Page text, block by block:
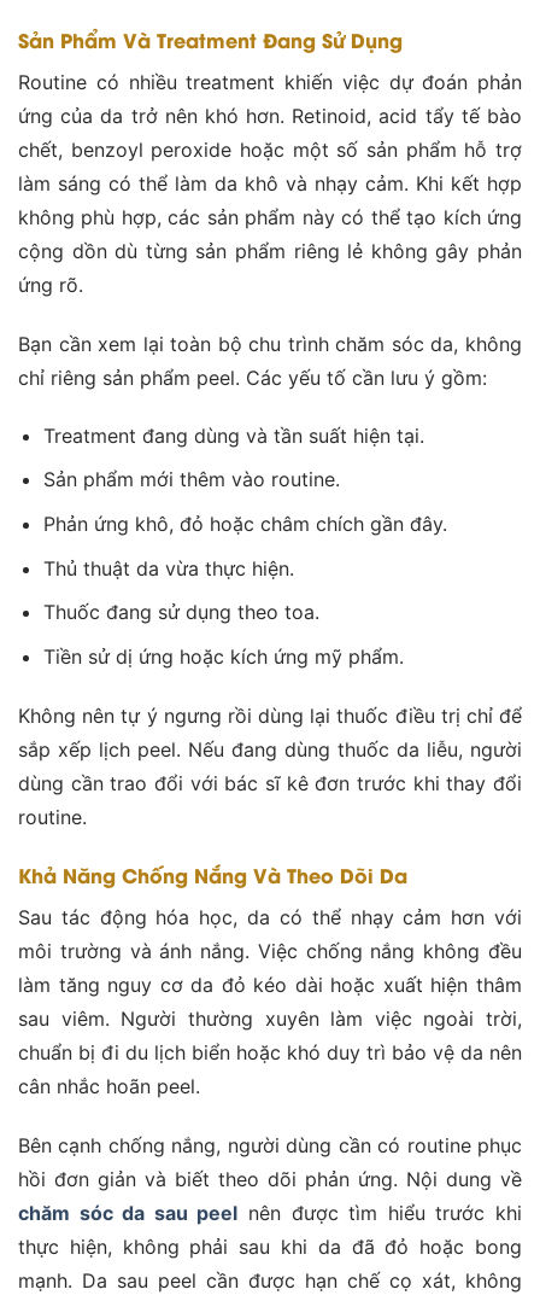
Sản Phẩm Và Treatment Đang Sử Dụng
Routine có nhiều treatment khiến việc dự đoán phản
ứng của da trở nên khó hơn. Retinoid, acid tẩy tế bào
chết, benzoyl peroxide hoặc một số sản phẩm hỗ trợ
làm sáng có thể làm da khô và nhạy cảm. Khi kết hợp
không phù hợp, các sản phẩm này có thể tạo kích ứng
cộng dồn dù từng sản phẩm riêng lẻ không gây phản
ứng rõ.
Bạn cần xem lại toàn bộ chu trình chăm sóc da, không
chỉ riêng sản phẩm peel. Các yếu tố cần lưu ý gồm:
Treatment đang dùng và tần suất hiện tại.
Sản phẩm mới thêm vào routine.
Phản ứng khô, đỏ hoặc châm chích gần đây.
Thủ thuật da vừa thực hiện.
Thuốc đang sử dụng theo toa.
Tiền sử dị ứng hoặc kích ứng mỹ phẩm.
Không nên tự ý ngưng rồi dùng lại thuốc điều trị chỉ để
sắp xếp lịch peel. Nếu đang dùng thuốc da liễu, người
dùng cần trao đổi với bác sĩ kê đơn trước khi thay đổi
routine.
Khả Năng Chống Nắng Và Theo Dõi Da
Sau tác động hóa học, da có thể nhạy cảm hơn với
môi trường và ánh nắng. Việc chống nắng không đều
làm tăng nguy cơ da đỏ kéo dài hoặc xuất hiện thâm
sau viêm. Người thường xuyên làm việc ngoài trời,
chuẩn bị đi du lịch biển hoặc khó duy trì bảo vệ da nên
cân nhắc hoãn peel.
Bên cạnh chống nắng, người dùng cần có routine phục
hồi đơn giản và biết theo dõi phản ứng. Nội dung về
chăm sóc da sau peel nên được tìm hiểu trước khi
thực hiện, không phải sau khi da đã đỏ hoặc bong
mạnh. Da sau peel cần được hạn chế cọ xát, không